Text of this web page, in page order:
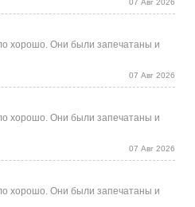
07 Авг 2026
хорошо. Они были запечатаны и
07 Авг 2026
хорошо. Они были запечатаны и
07 Авг 2026
хорошо. Они были запечатаны и